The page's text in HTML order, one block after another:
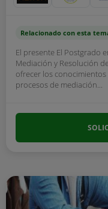
Relacionado con esta
El presente El Postgrado
Mediación y Resolución
ofrecer los
procesos de mediación...